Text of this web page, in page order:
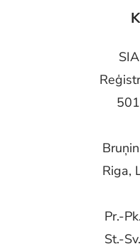
Riga,
Pr.-
St.-